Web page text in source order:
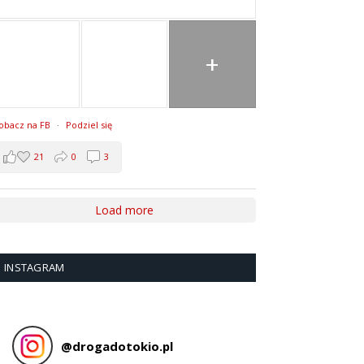
+
na FB · Podziel się
21 0 3
Load more
INSTAGRAM
@drogadotokio.pl